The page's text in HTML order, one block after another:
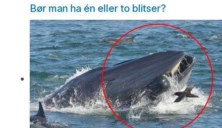
Bør man ha én eller to blitser?